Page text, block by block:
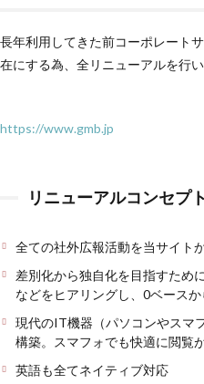
長年利用してきた前コーポレート
在にする為、全リニューアルを行い
https://www.gmb.jp
リニューアルコンセプト
全ての社外広報活動を当サイト
差別化から独自化を目指すため
などをヒアリングし、0ベースか
現代のIT機器（パソコンやスマ
構築。スマフォでも快適に閲覧が
英語も全てネイティブ対応